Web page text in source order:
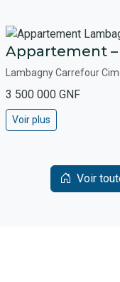
Appartement
Lambagny Carrefour
3 500 000 GNF
Voir plus
Voir